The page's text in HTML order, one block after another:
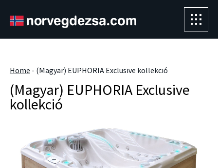
Home - (Magyar) EUPHORIA Exclusive kollekció
(Magyar) EUPHORIA Exclusive
kollekció